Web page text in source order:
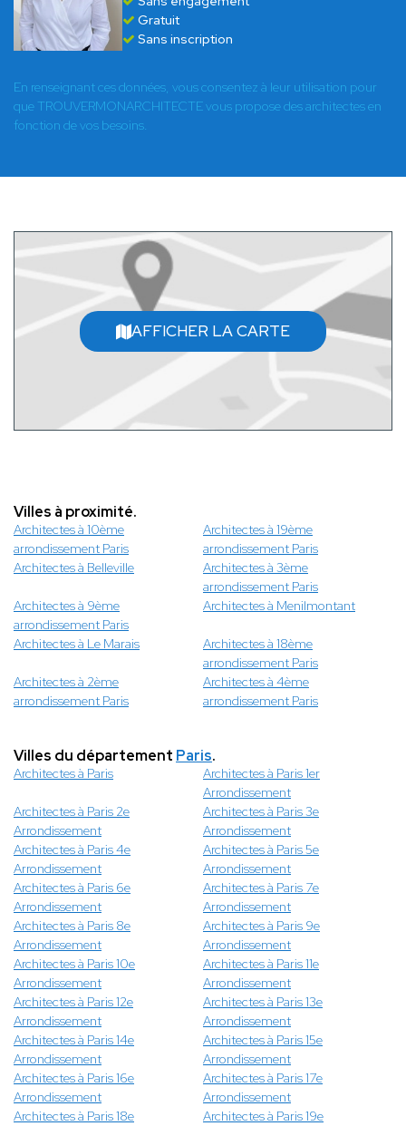
Gratuit
Sans inscription
En renseignant ces données, vous consentez à leur utilisation pour
que TROUVERMONARCHITECTE vous propose des architectes en
fonction de vos besoins.
AFFICHER LA CARTE
Villes à proximité.
Architectes à 10ème
arrondissement Paris
Architectes à 19ème
arrondissement Paris
Architectes à Belleville
Architectes à 3ème
arrondissement Paris
Architectes à 9ème
arrondissement Paris
Architectes à Menilmontant
Architectes à Le Marais
Architectes à 18ème
arrondissement Paris
Architectes à 2ème
arrondissement Paris
Architectes à 4ème
arrondissement Paris
Villes du département Paris.
Architectes à Paris
Architectes à Paris 1er
Arrondissement
Architectes à Paris 2e
Arrondissement
Architectes à Paris 3e
Arrondissement
Architectes à Paris 4e
Arrondissement
Architectes à Paris 5e
Arrondissement
Architectes à Paris 6e
Arrondissement
Architectes à Paris 7e
Arrondissement
Architectes à Paris 8e
Arrondissement
Architectes à Paris 9e
Arrondissement
Architectes à Paris 10e
Arrondissement
Architectes à Paris 11e
Arrondissement
Architectes à Paris 12e
Arrondissement
Architectes à Paris 13e
Arrondissement
Architectes à Paris 14e
Arrondissement
Architectes à Paris 15e
Arrondissement
Architectes à Paris 16e
Arrondissement
Architectes à Paris 17e
Arrondissement
Architectes à Paris 18e
Architectes à Paris 19e